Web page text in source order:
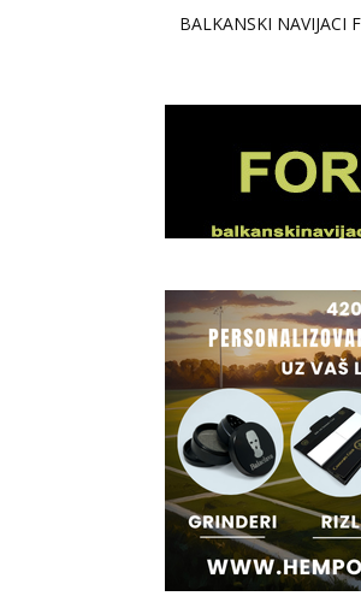
BALKANSKI NAVIJACI